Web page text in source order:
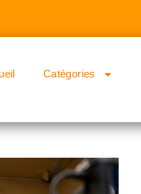
Catégories